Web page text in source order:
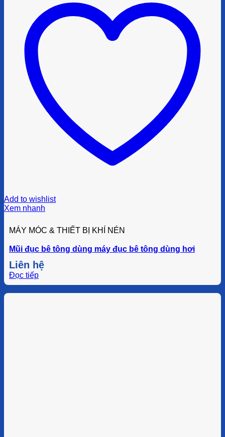
Add to wishlist
Xem nhanh
MÁY MÓC & THIẾT BỊ KHÍ NÉN
Mũi đục bê tông dùng máy đục bê tông dùng hơi
Liên hệ
Đọc tiếp